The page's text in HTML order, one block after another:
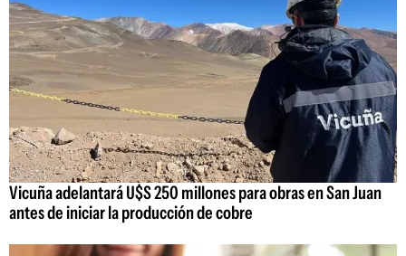
Vicuña adelantará U$S 250 millones para obras en San Juan
antes de iniciar la producción de cobre